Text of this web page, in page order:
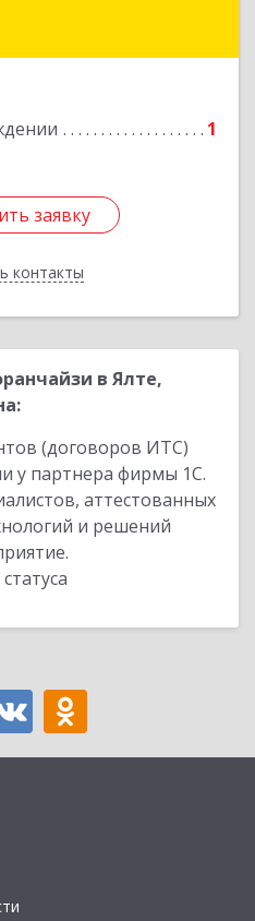
1
заявку
контакты
заявку
в Ялте,
(договоров ИТС)
у партнера фирмы 1С.
аттестованных
и решений